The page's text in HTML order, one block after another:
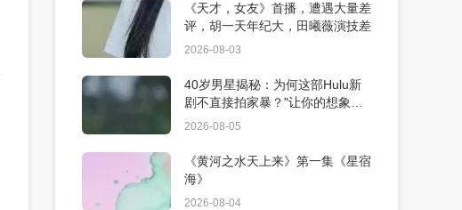
《天才，女友》首播，遭遇大量差
评，胡一天年纪大，田曦薇演技差
2026-08-03
40岁男星揭秘：为何这部Hulu新
剧不直接拍家暴？"让你的想象更
震撼"
2026-08-05
《黄河之水天上来》第一集《星宿
海》
2026-08-04